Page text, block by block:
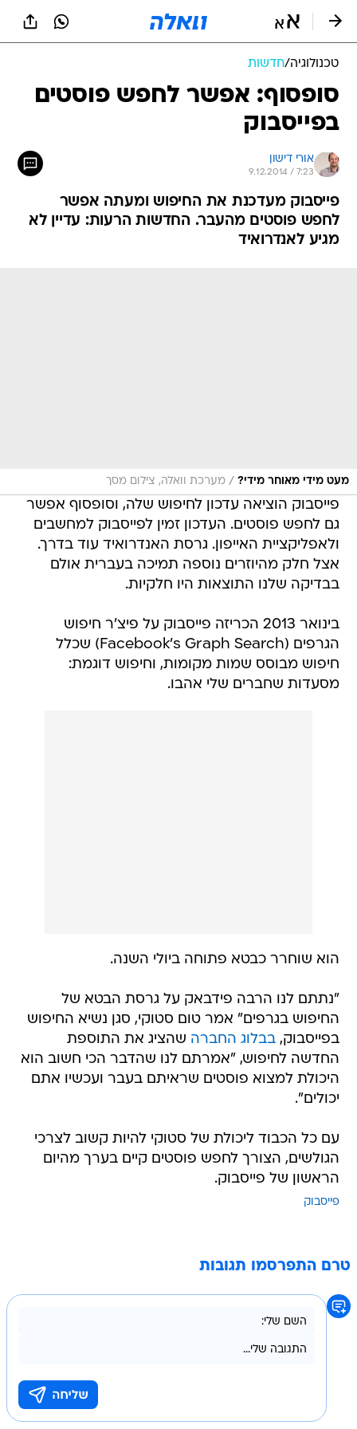
טכנולוגיה/חדשות
סופסוף: אפשר לחפש פוסטים
בפייסבוק
אורי דישון
9.12.2014 / 7:23
פייסבוק מעדכנת את החיפוש ומעתה אפשר
לחפש פוסטים מהעבר. החדשות הרעות: עדיין לא
מגיע לאנדרואיד
מעט מידי מאוחר מידי? / מערכת וואלה, צילום מסך
פייסבוק הוציאה עדכון לחיפוש שלה, וסופסוף אפשר
גם לחפש פוסטים. העדכון זמין לפייסבוק למחשבים
ולאפליקציית האייפון. גרסת האנדרואיד עוד בדרך.
אצל חלק מהיוזרים נוספה תמיכה בעברית אולם
בבדיקה שלנו התוצאות היו חלקיות.
בינואר 2013 הכריזה פייסבוק על פיצ'ר חיפוש
הגרפים (Facebook's Graph Search) שכלל
חיפוש מבוסס שמות מקומות, וחיפוש דוגמת:
מסעדות שחברים שלי אהבו.
הוא שוחרר כבטא פתוחה ביולי השנה.
"נתתם לנו הרבה פידבאק על גרסת הבטא של
החיפוש בגרפים" אמר טום סטוקי, סגן נשיא החיפוש
בפייסבוק,בבלוג החברה שהציג את התוספת
החדשה לחיפוש, "אמרתם לנו שהדבר הכי חשוב הוא
היכולת למצוא פוסטים שראיתם בעבר ועכשיו אתם
יכולים".
עם כל הכבוד ליכולת של סטוקי להיות קשוב לצרכי
הגולשים, הצורך לחפש פוסטים קיים בערך מהיום
הראשון של פייסבוק.
פייסבוק
טרם התפרסמו תגובות